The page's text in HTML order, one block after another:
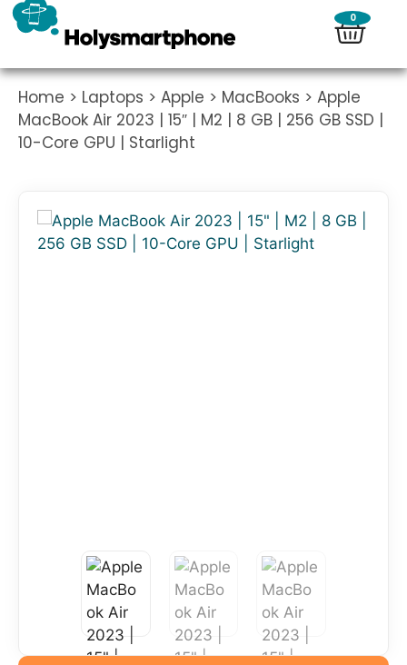
0
Home > Laptops > Apple > MacBooks > Apple
MacBook Air 2023 | 15″ | M2 | 8 GB | 256 GB SSD |
10-Core GPU | Starlight